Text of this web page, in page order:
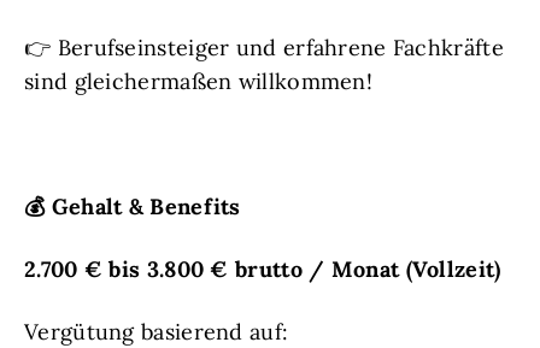
👉 Berufseinsteiger und erfahrene Fachkräfte
sind gleichermaßen willkommen!
💰Gehalt & Benefits
2.700 € bis 3.800 € brutto / Monat(Vollzeit)
Vergütung basierend auf: